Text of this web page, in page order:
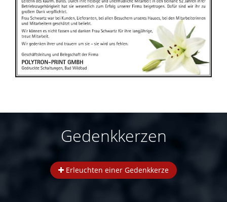
Gedenkkerzen
Erleuchten einer Gedenkkerze